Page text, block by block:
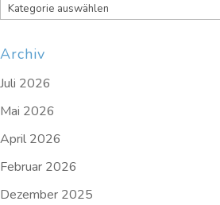
Kategorien
Archiv
Juli 2026
Mai 2026
April 2026
Februar 2026
Dezember 2025